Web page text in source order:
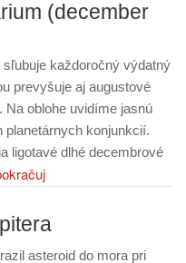
(december
každoročný výdatný
prevyšuje aj augustové
Na oblohe uvidíme jasnú
planetárnych konjunkcií.
ligotavé dlhé decembrové
asteroid do mora pri